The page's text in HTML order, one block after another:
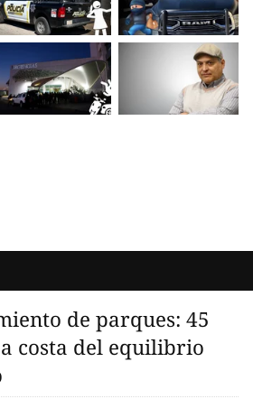
de parques: 45
costa del equilibrio